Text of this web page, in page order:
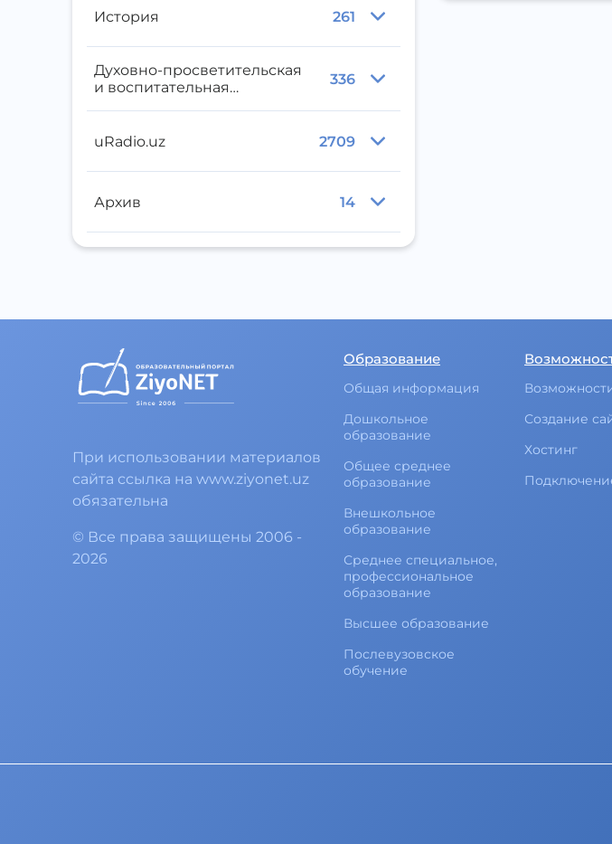
История 261
Духовно-просветительская
и воспитательная
336
uRadio.uz 2709
Архив 14
При использовании материалов
сайта ссылка на www.ziyonet.uz
обязательна
© Все права защищены 2006 -
2026
Образование
Общая информация
Дошкольное
образование
Общее среднее
образование
Внешкольное
образование
Среднее специальное,
профессиональное
образование
Высшее образование
Послевузовское
обучение
Создание
Хостинг